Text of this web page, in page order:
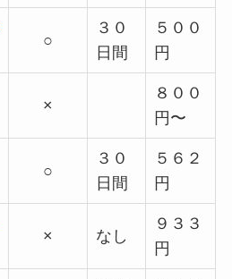
○
３０
日間
５００
円
×
８００
円〜
○
３０
日間
５６２
円
× なし
９３３
円